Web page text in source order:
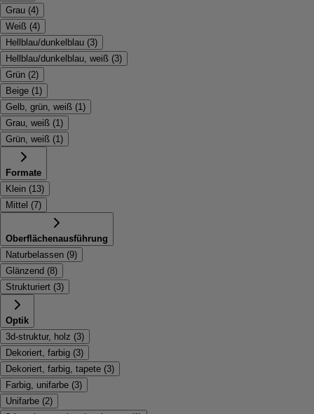
Grau (4)
Weiß (4)
Hellblau/dunkelblau (3)
Hellblau/dunkelblau, weiß (3)
Grün (2)
Beige (1)
Gelb, grün, weiß (1)
Grau, weiß (1)
Grün, weiß (1)
Formate
Klein (13)
Mittel (7)
Oberflächenausführung
Naturbelassen (9)
Glänzend (8)
Strukturiert (3)
Optik
3d-struktur, holz (3)
Dekoriert, farbig (3)
Dekoriert, farbig, tapete (3)
Farbig, unifarbe (3)
Unifarbe (2)